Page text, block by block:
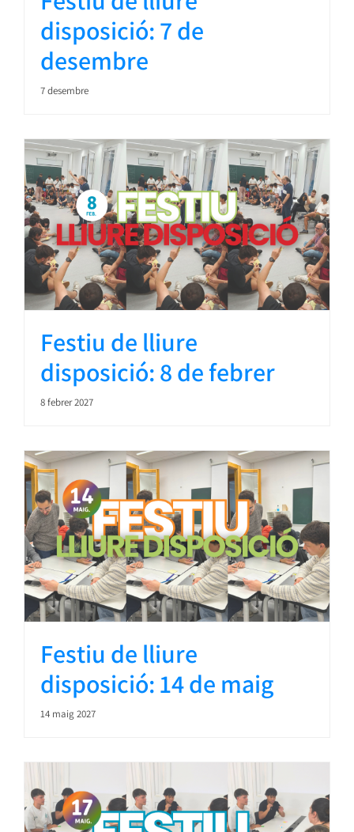
disposició: 7 de
desembre
7 desembre
Festiu de lliure
disposició: 8 de febrer
8 febrer 2027
Festiu de lliure
disposició: 14 de maig
14 maig 2027